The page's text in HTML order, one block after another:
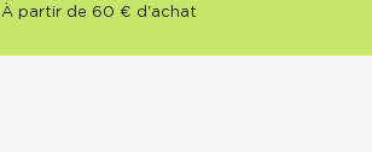
À partir de 60 € d'achat